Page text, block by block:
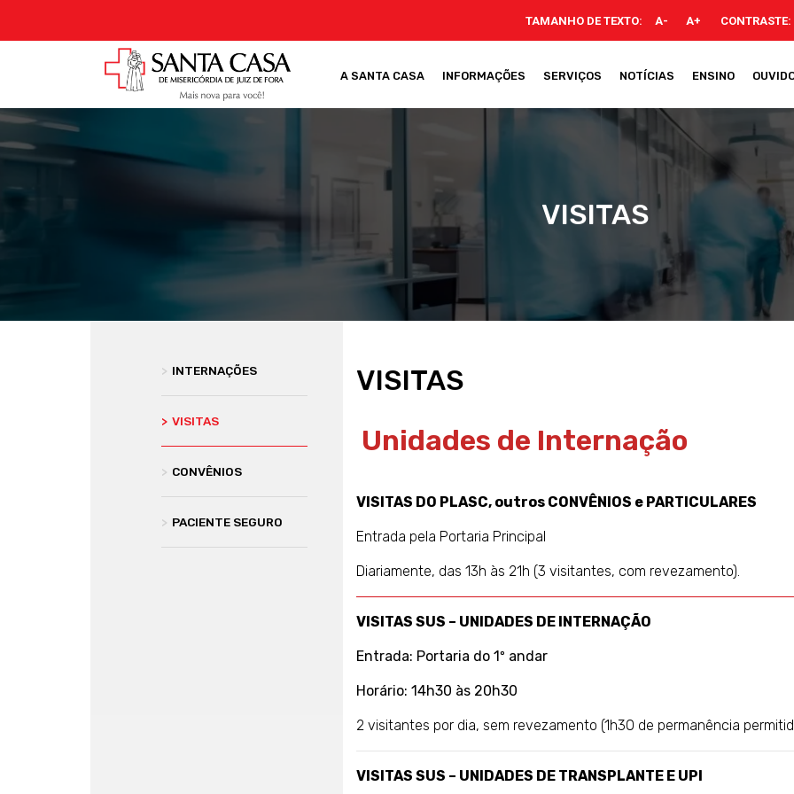
TAMANHO DE TEXTO: A- A+ CONTRASTE:
A SANTA CASA INFORMAÇÕES SERVIÇOS NOTÍCIAS ENSINO
VISITAS
> INTERNAÇÕES
> VISITAS
> CONVÊNIOS
> PACIENTE SEGURO
VISITAS
Unidades de Internação
VISITAS DO PLASC, outros CONVÊNIOS e PARTICULARES
Entrada pela Portaria Principal
Diariamente, das 13h às 21h (3 visitantes, com revezamento).
VISITAS SUS – UNIDADES DE INTERNAÇÃO
Entrada: Portaria do 1º andar
Horário: 14h30 às 20h30
2 visitantes por dia, sem revezamento (1h30 de permanência
VISITAS SUS – UNIDADES DE TRANSPLANTE E UPI